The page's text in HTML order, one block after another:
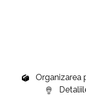
Organizarea